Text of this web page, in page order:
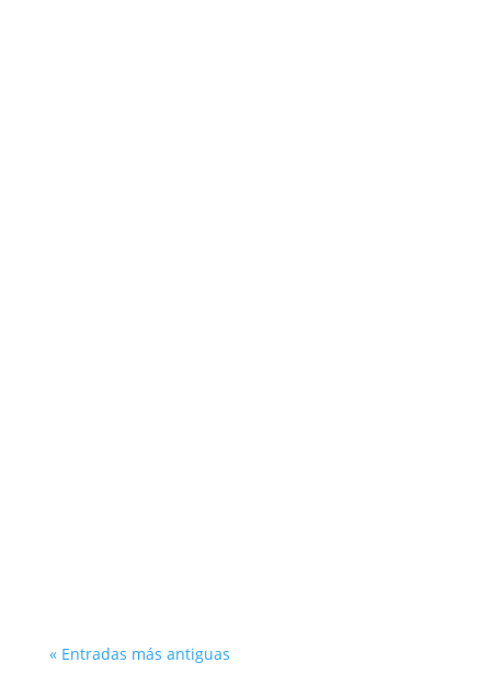
« Entradas más antiguas